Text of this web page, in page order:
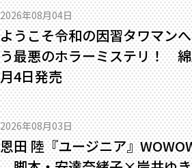
2026年08月04日
ようこそ令和の因習タワマン
う最悪のホラーミステリ！
月4日発売
2026年08月03日
恩田 陸『ユージニア』